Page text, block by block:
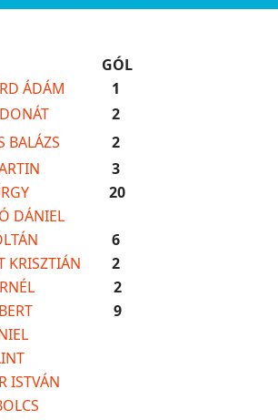
GÓL
ÁDÁM
1
2
BALÁZS
2
3
20
DÁNIEL
6
KRISZTIÁN
2
2
9
ISTVÁN